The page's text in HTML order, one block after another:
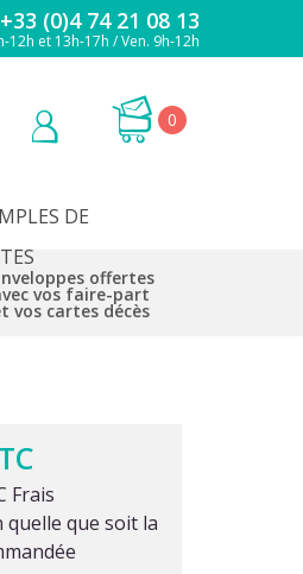
+33 (0)4 74 21 08 13
12h et 13h-17h / Ven. 9h-12h
0
DE
offertes
vos faire-part
vos cartes décès
Frais
que soit la